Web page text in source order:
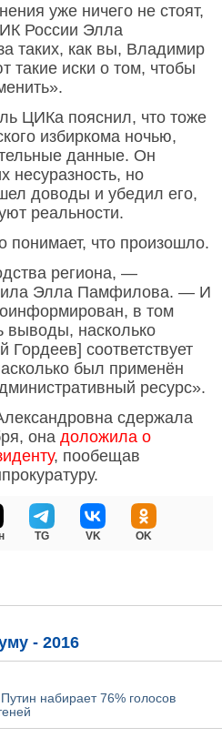
уже ничего не стоят,
России Элла
таких, как вы, Владимир
такие иски о том, чтобы
ЦИКа пояснил, что тоже
избиркома ночью,
данные. Он
несуразность, но
доводы и убедил его,
реальности.
понимает, что произошло.
региона, —
Элла Памфилова. — И
в том
выводы, насколько
Гордеев] соответствует
был применён
ресурс».
сдержала
она доложила о
, пообещав
TG VK OK
- 2016
набирает 76% голосов